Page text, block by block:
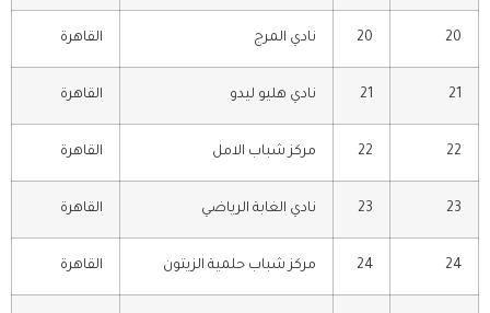
20
20 نادي المرج القاهرة
21
21 نادي هليو ليدو القاهرة
22
22 مركز شباب الامل القاهرة
23
23 نادي الغابة الرياضي القاهرة
24
24 مركز شباب حلمية الزيتون القاهرة